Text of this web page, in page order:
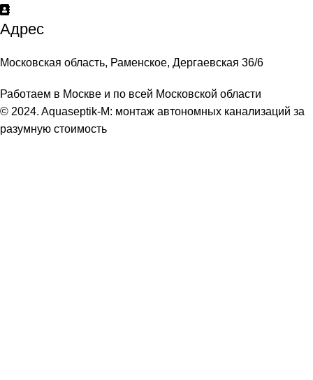
Адрес
Московская область, Раменское, Дергаевская 36/6
Работаем в Москве и по всей Московской области
© 2024. Aquaseptik-M: монтаж автономных канализаций за
разумную стоимость